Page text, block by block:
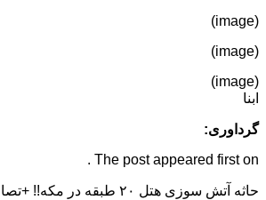
(image)
(image)
(image)
ابنا
گرداوری:
The post appeared first on .
حاثه آتش سوزی هتل ۲۰ طبقه در مکه!! +تصاویر